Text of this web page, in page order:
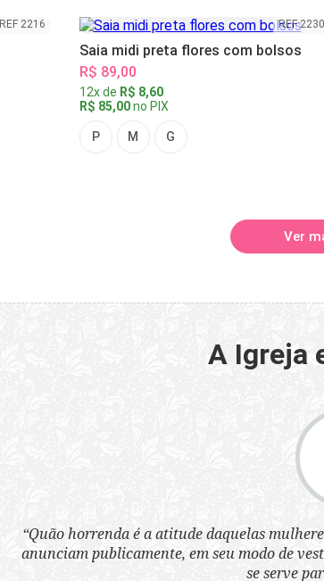
REF 2216 REF 2230
Saia midi preta flores com bolsos
R$ 89,00
12x de R$ 8,60
R$ 85,00no PIX
P M G
Ver
A Igreja
“Quão horrenda é a atitude daquelas
anunciam publicamente, em seu modo de
se serve